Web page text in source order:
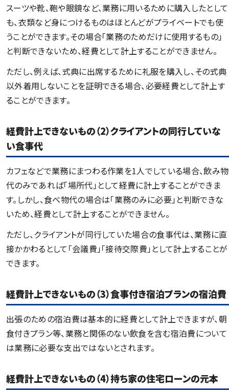
スーツや靴、鞄や眼鏡など、業務に用いるために購入したとして
も、衣類など身につけるものはほとんどがプライベートでも使
うことができます。その場合「業務のためだけに使用するもの」
と判断できないため、経費として計上することができません。
ただし、例えば、式典に出席するために礼服を購入し、その式典
以外着用しないことを証明できる場合、必要経費として計上す
ることができます。
経費計上できないもの（2）クライアントの同行していな
い食事代
カフェなどで業務にまつわる作業を1人でしている場合、飲み物
代のみであれば「場所代」として経費に計上することができま
す。しかし、食べ物代の場合は「業務のみに必要」と判断できな
いため、経費として計上することができません。
ただし、クライアントが同行していた場合の食事代は、業務に直
接かかわるとして「会議費」「接待交際費」として計上することが
できます。
経費計上できないもの（3）食事付き宿泊プランの宿泊費
出張のための宿泊費は基本的に経費として計上できますが、朝
食付きプラン等、業務と関係のない飲食を含む宿泊費について
は業務に必要な支出ではないとされます。
経費計上できないもの（4）持ち家の住宅ローンの元本